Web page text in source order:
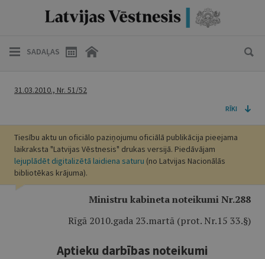
SADAĻAS
31.03.2010., Nr. 51/52
RĪKI
Tiesību aktu un oficiālo paziņojumu oficiālā publikācija pieejama
laikraksta "Latvijas Vēstnesis" drukas versijā. Piedāvājam
lejuplādēt digitalizētā laidiena saturu (no Latvijas Nacionālās
bibliotēkas krājuma).
Ministru kabineta noteikumi Nr.288
Rīgā 2010.gada 23.martā (prot. Nr.15 33.§)
Aptieku darbības noteikumi